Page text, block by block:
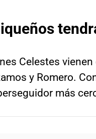
Celestes
y Romero.
más